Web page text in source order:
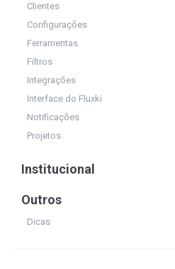
Clientes
Configurações
Ferramentas
Filtros
Integrações
Interface do Fluxki
Notificações
Projetos
Institucional
Outros
Dicas